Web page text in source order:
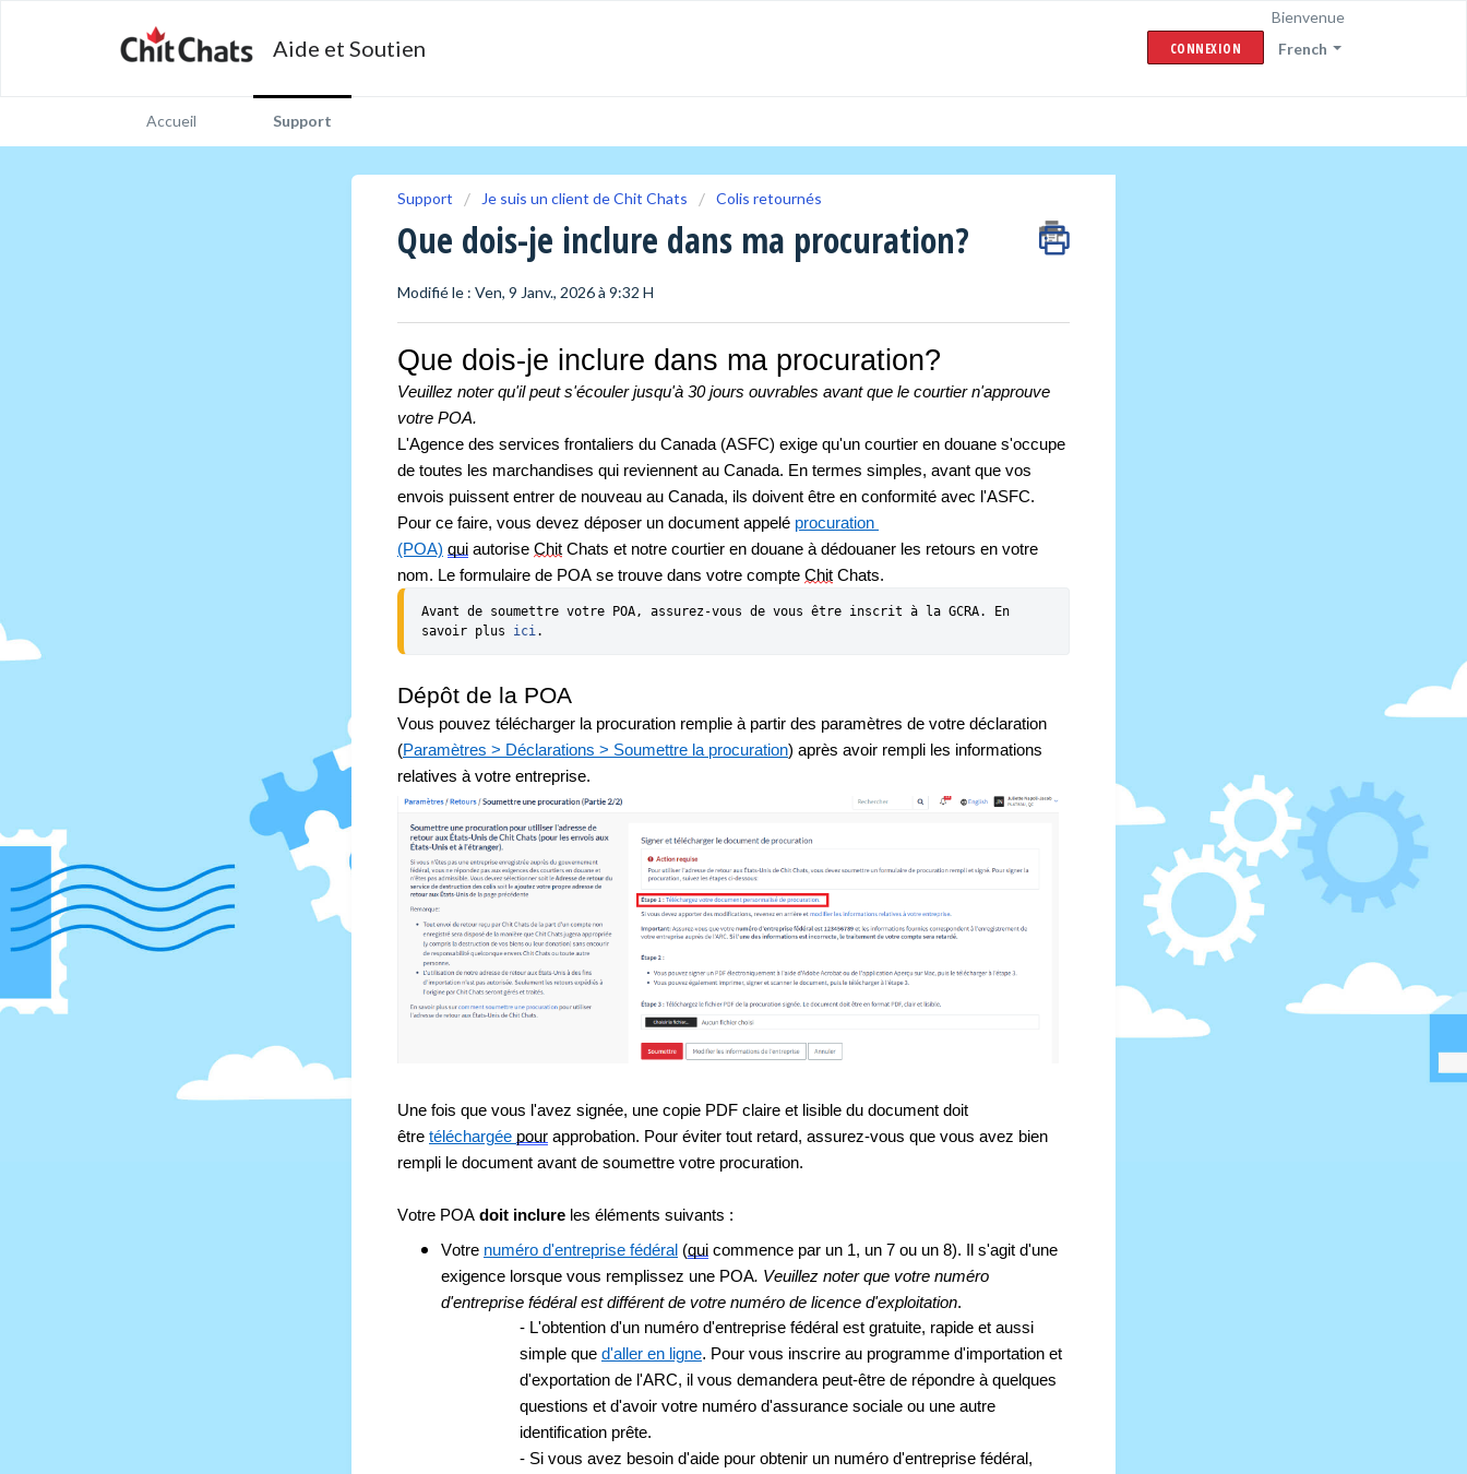
Aide et Soutien French
Bienvenue
CONNEXION
Accueil Support
Support Je suis un client de Chit Chats Colis retournés
Que dois-je inclure dans ma procuration?
Modifié le : Ven, 9 Janv., 2026 à 9:32 H
Que dois-je inclure dans ma procuration?
Veuillez noter qu'il peut s'écouler jusqu'à 30 jours ouvrables avant que le courtier n'approuve
votre POA.
L'Agence des services frontaliers du Canada (ASFC) exige qu'un courtier en douane s'occupe
de toutes les marchandises qui reviennent au Canada. En termes simples, avant que vos
envois puissent entrer de nouveau au Canada, ils doivent être en conformité avec l'ASFC.
Pour ce faire, vous devez déposer un document appelé procuration
(POA) qui autorise Chit Chats et notre courtier en douane à dédouaner les retours en votre
nom. Le formulaire de POA se trouve dans votre compte Chit Chats.
Avant de soumettre votre POA, assurez-vous de vous être inscrit à la GCRA. En
savoir plus ici .
Dépôt de la POA
Vous pouvez télécharger la procuration remplie à partir des paramètres de votre déclaration
(Paramètres > Déclarations > Soumettre la procuration) après avoir rempli les informations
relatives à votre entreprise.
Une fois que vous l'avez signée, une copie PDF claire et lisible du document doit
être téléchargée pour approbation. Pour éviter tout retard, assurez-vous que vous avez bien
rempli le document avant de soumettre votre procuration.
Votre POA doit inclure les éléments suivants :
Votre numéro d'entreprise fédéral (qui commence par un 1, un 7 ou un 8). Il s'agit d'une
exigence lorsque vous remplissez une POA. Veuillez noter que votre numéro
d'entreprise fédéral est différent de votre numéro de licence d'exploitation.
- L'obtention d'un numéro d'entreprise fédéral est gratuite, rapide et aussi
simple que d'aller en ligne. Pour vous inscrire au programme d'importation et
d'exportation de l'ARC, il vous demandera peut-être de répondre à quelques
questions et d'avoir votre numéro d'assurance sociale ou une autre
identification prête.
- Si vous avez besoin d'aide pour obtenir un numéro d'entreprise fédéral,